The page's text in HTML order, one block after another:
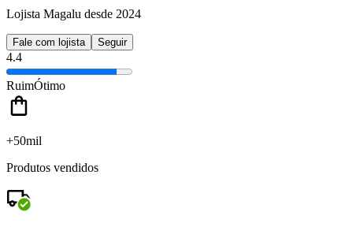
Lojista Magalu desde 2024
Fale com lojista Seguir
4.4
RuimÓtimo
+50mil
Produtos vendidos